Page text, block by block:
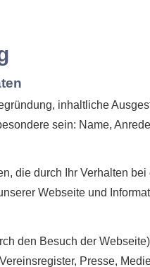
inhaltliche
sein: Name,
die durch Ihr Verhalten
Webseite und
den Besuch der
Presse,